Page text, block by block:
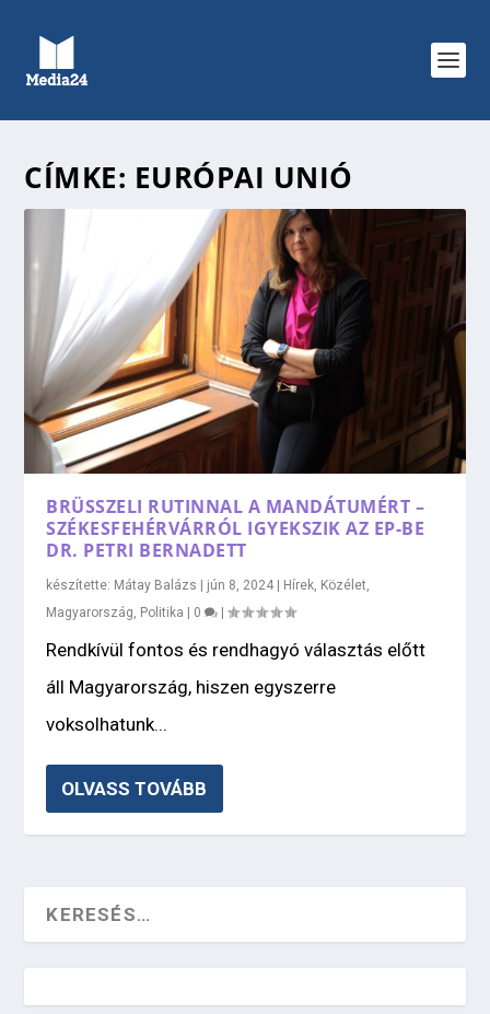
CÍMKE: EURÓPAI UNIÓ
BRÜSSZELI RUTINNAL A MANDÁTUMÉRT –
SZÉKESFEHÉRVÁRRÓL IGYEKSZIK AZ EP-BE
DR. PETRI BERNADETT
készítette: Mátay Balázs | jún 8, 2024 | Hírek Közélet
Magyarország Politika | 0 |
Rendkívül fontos és rendhagyó választás előtt
áll Magyarország, hiszen egyszerre
voksolhatunk...
OLVASS TOVÁBB